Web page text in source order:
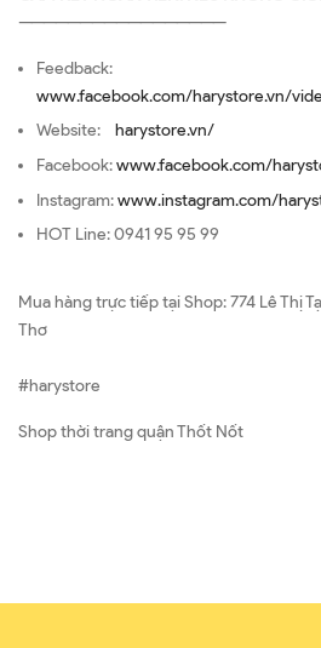
—————————————————
Feedback:
www.facebook.com/harystore.vn/
Website: harystore.vn/
Facebook:www.facebook.com/
Instagram:www.instagram.com/
HOT Line: 0941 95 95 99
Mua hàng trực tiếp tại Shop: 774 Lê Thị
Thơ
#harystore
Shop thời trang quận Thốt Nốt